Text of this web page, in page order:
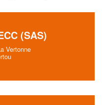
(SAS)
Vertonne